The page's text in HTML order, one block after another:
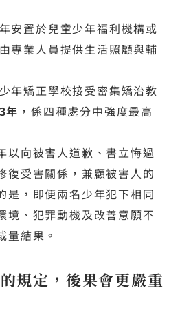
安置於兒童少年福利機構或
專業人員提供生活照顧與輔
年矯正學校接受密集矯治教
3年 ，係四種處分中強度最高
以向被害人道歉、書立悔過
復受害關係，兼顧被害人的
是，即便兩名少年犯下相同
境、犯罪動機及改善意願不
量結果。
規定，後果會更嚴重